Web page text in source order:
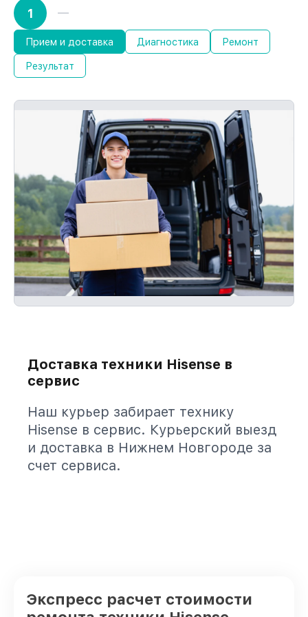
При наличии гарантийного талона и чека
на услугу сервиса устройства, мы
устраним повторные неисправности
бесплатно и без очереди.
1
Прием и доставка Диагностика Ремонт
Результат
Доставка техники Hisense в
сервис
Наш курьер забирает технику
Hisense в сервис. Курьерский выезд
и доставка в Нижнем Новгороде за
счет сервиса.
Экспресс расчет стоимости